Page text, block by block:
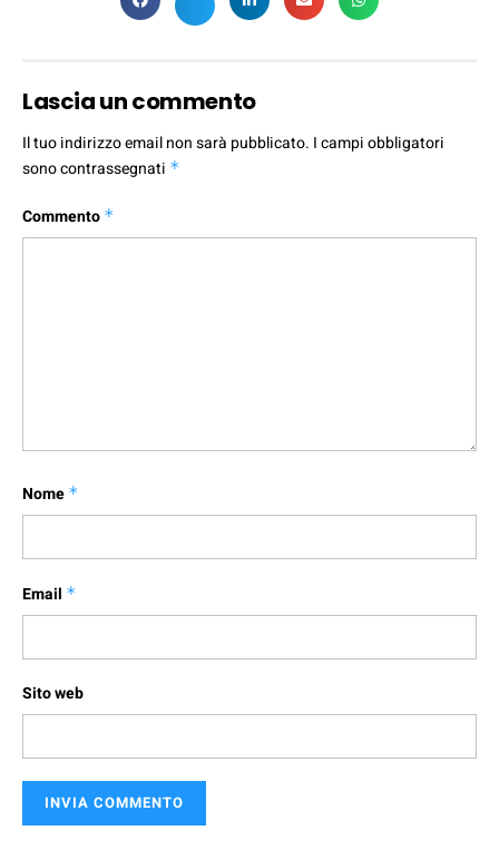
Lascia un commento
Il tuo indirizzo email non sarà pubblicato. I campi obbligatori
sono contrassegnati *
Commento *
Nome *
Email *
Sito web